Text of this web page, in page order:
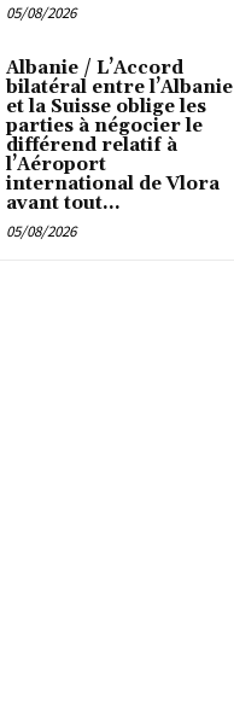
05/08/2026
Albanie / L’Accord
bilatéral entre l’Albanie
et la Suisse oblige les
parties à négocier le
différend relatif à
l’Aéroport
international de Vlora
avant tout...
05/08/2026